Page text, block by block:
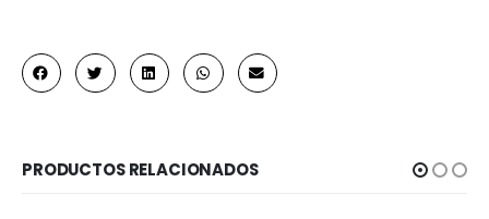
PRODUCTOS RELACIONADOS